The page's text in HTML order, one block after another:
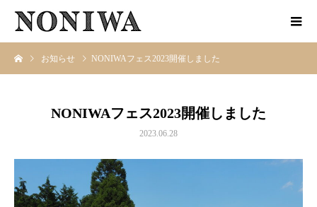
お知らせ NONIWAフェス2023開催しました
NONIWAフェス2023開催しました
2023.06.28